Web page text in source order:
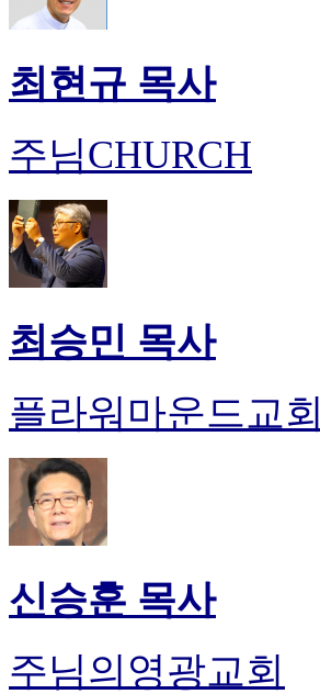
최현규 목사
주님CHURCH
최승민 목사
플라워마운드교회
신승훈 목사
주님의영광교회